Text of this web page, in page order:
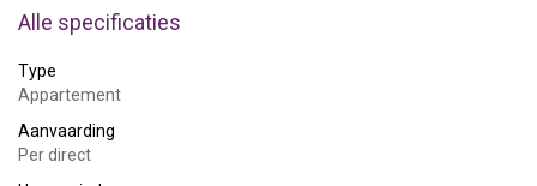
Wageningen en in 6 minuten op de A12.
Je kijkt op een levendig plein waar je je balkon met
ochtendzon hebt.
Indeling:
Alle specificaties
Type
Appartement
Aanvaarding
Per direct